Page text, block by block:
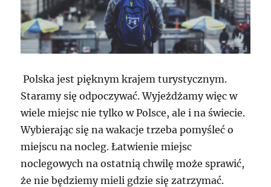
Polska jest pięknym krajem turystycznym.
Staramy się odpoczywać. Wyjeżdżamy więc w
wiele miejsc nie tylko w Polsce, ale i na świecie.
Wybierając się na wakacje trzeba pomyśleć o
miejscu na nocleg. Łatwienie miejsc
noclegowych na ostatnią chwilę może sprawić,
że nie będziemy mieli gdzie się zatrzymać.